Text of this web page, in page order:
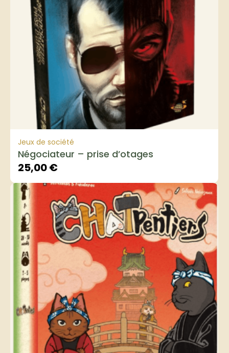
Jeux de société
Négociateur – prise d’otages
25,00€